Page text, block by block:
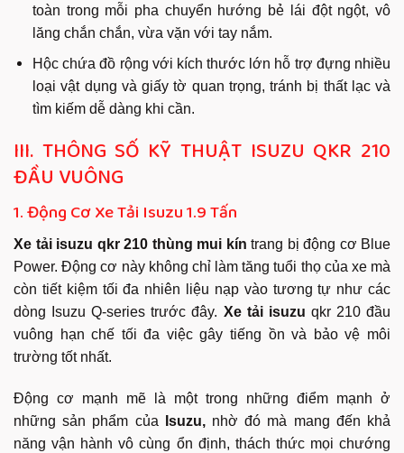
toàn trong mỗi pha chuyển hướng bẻ lái đột ngột, vô
lăng chắn chắn, vừa vặn với tay nắm.
Hộc chứa đồ rộng với kích thước lớn hỗ trợ đựng nhiều
loại vật dụng và giấy tờ quan trọng, tránh bị thất lạc và
tìm kiếm dễ dàng khi cần.
III. THÔNG SỐ KỸ THUẬT ISUZU QKR 210
ĐẦU VUÔNG
1. Động Cơ Xe Tải Isuzu 1.9 Tấn
Xe tải isuzu qkr 210 thùng mui kín trang bị động cơ Blue
Power. Động cơ này không chỉ làm tăng tuổi thọ của xe mà
còn tiết kiệm tối đa nhiên liệu nạp vào tương tự như các
dòng Isuzu Q-series trước đây. Xe tải isuzu qkr 210 đầu
vuông hạn chế tối đa việc gây tiếng ồn và bảo vệ môi
trường tốt nhất.
Động cơ mạnh mẽ là một trong những điểm mạnh ở
những sản phẩm của Isuzu,nhờ đó mà mang đến khả
năng vận hành vô cùng ổn định, thách thức mọi chướng